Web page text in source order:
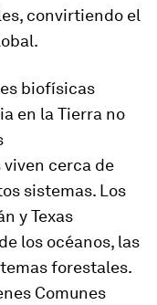
convirtiendo el
biofísicas
en la Tierra no
cerca de
sistemas. Los
y Texas
los océanos, las
forestales.
Comunes